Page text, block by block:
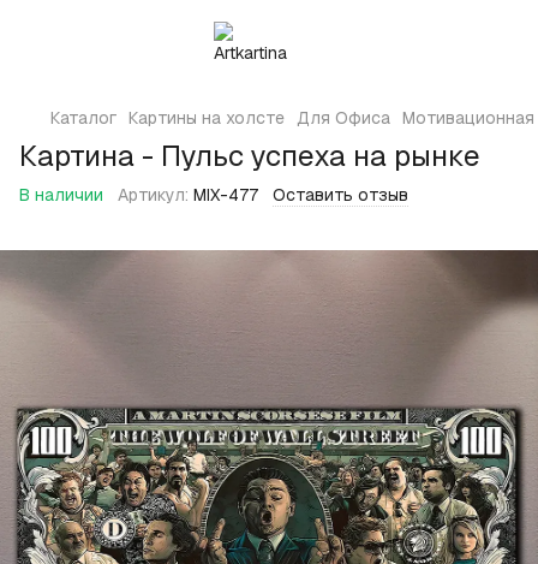
Каталог Картины на холсте Для Офиса
Картина - Пульс успеха на рынке
В наличии Артикул: MIX-477 Оставить отзыв